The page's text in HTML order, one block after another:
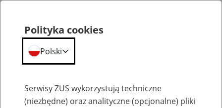
Polityka cookies
Polski
Serwisy ZUS wykorzystują techniczne
(niezbędne) oraz analityczne (opcjonalne) pliki